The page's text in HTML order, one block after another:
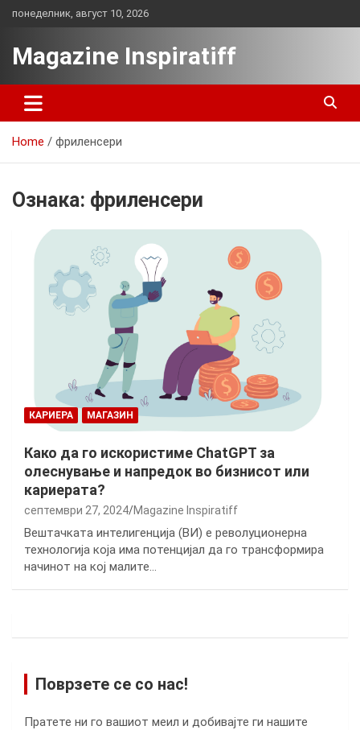
понеделник, август 10, 2026
Magazine Inspiratiff
Home фриленсери
Ознака: фриленсери
КАРИЕРА МАГАЗИН
Како да го искористиме ChatGPT за
олеснување и напредок во бизнисот или
кариерата?
септември 27, 2024 Magazine Inspiratiff
Вештачката интелигенција (ВИ) е револуционерна
технологија која има потенцијал да го трансформира
начинот на кој малите…
Поврзете се со нас!
Пратете ни го вашиот меил и добивајте ги нашите